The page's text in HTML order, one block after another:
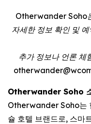
Otherwander Soho
자세한 정보 확인 및
추가 정보나 언론 체
Otherwander Soho
Otherwander Soho는
슐 호텔 브랜드로, 스마